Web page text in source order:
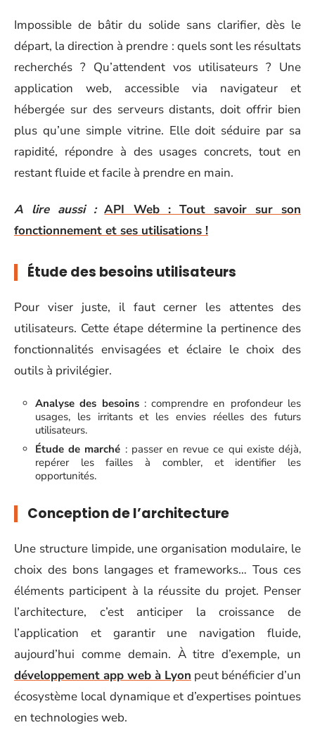
Impossible de bâtir du solide sans clarifier, dès le
départ, la direction à prendre : quels sont les résultats
recherchés ? Qu’attendent vos utilisateurs ? Une
application web, accessible via navigateur et
hébergée sur des serveurs distants, doit offrir bien
plus qu’une simple vitrine. Elle doit séduire par sa
rapidité, répondre à des usages concrets, tout en
restant fluide et facile à prendre en main.
A lire aussi : API Web : Tout savoir sur son
fonctionnement et ses utilisations !
Étude des besoins utilisateurs
Pour viser juste, il faut cerner les attentes des
utilisateurs. Cette étape détermine la pertinence des
fonctionnalités envisagées et éclaire le choix des
outils à privilégier.
Analyse des besoins: comprendre en profondeur les
usages, les irritants et les envies réelles des futurs
utilisateurs.
Étude de marché : passer en revue ce qui existe déjà,
repérer les failles à combler, et identifier les
opportunités.
Conception de l’architecture
Une structure limpide, une organisation modulaire, le
choix des bons langages et frameworks… Tous ces
éléments participent à la réussite du projet. Penser
l’architecture, c’est anticiper la croissance de
l’application et garantir une navigation fluide,
aujourd’hui comme demain. À titre d’exemple, un
développement app web à Lyon peut bénéficier d’un
écosystème local dynamique et d’expertises pointues
en technologies web.